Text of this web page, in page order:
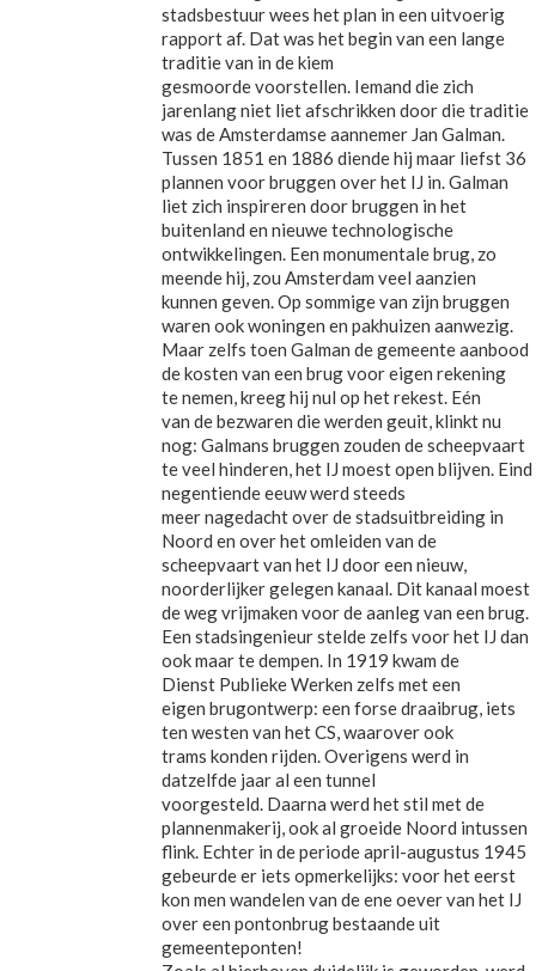
stadsbestuur wees het plan in een uitvoerig
rapport af. Dat was het begin van een lange
traditie van in de kiem
gesmoorde voorstellen. Iemand die zich
jarenlang niet liet afschrikken door die traditie
was de Amsterdamse aannemer Jan Galman.
Tussen 1851 en 1886 diende hij maar liefst 36
plannen voor bruggen over het IJ in. Galman
liet zich inspireren door bruggen in het
buitenland en nieuwe technologische
ontwikkelingen. Een monumentale brug, zo
meende hij, zou Amsterdam veel aanzien
kunnen geven. Op sommige van zijn bruggen
waren ook woningen en pakhuizen aanwezig.
Maar zelfs toen Galman de gemeente aanbood
de kosten van een brug voor eigen rekening
te nemen, kreeg hij nul op het rekest. Eén
van de bezwaren die werden geuit, klinkt nu
nog: Galmans bruggen zouden de scheepvaart
te veel hinderen, het IJ moest open blijven. Eind
negentiende eeuw werd steeds
meer nagedacht over de stadsuitbreiding in
Noord en over het omleiden van de
scheepvaart van het IJ door een nieuw,
noorderlijker gelegen kanaal. Dit kanaal moest
de weg vrijmaken voor de aanleg van een brug.
Een stadsingenieur stelde zelfs voor het IJ dan
ook maar te dempen. In 1919 kwam de
Dienst Publieke Werken zelfs met een
eigen brugontwerp: een forse draaibrug, iets
ten westen van het CS, waarover ook
trams konden rijden. Overigens werd in
datzelfde jaar al een tunnel
voorgesteld. Daarna werd het stil met de
plannenmakerij, ook al groeide Noord intussen
flink. Echter in de periode april-augustus 1945
gebeurde er iets opmerkelijks: voor het eerst
kon men wandelen van de ene oever van het IJ
over een pontonbrug bestaande uit
gemeenteponten!